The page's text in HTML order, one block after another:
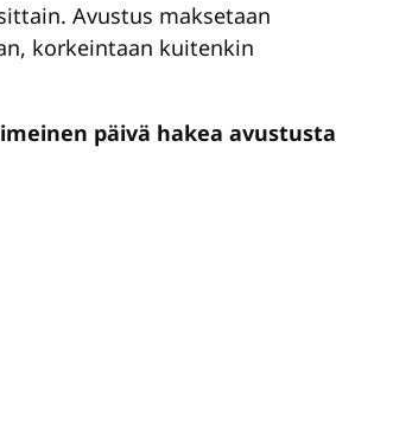
Avustus maksetaan
korkeintaan kuitenkin
päivä hakea avustusta